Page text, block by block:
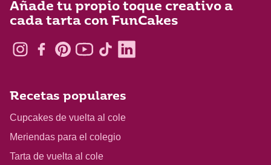
Añade tu propio toque creativo a
cada tarta con FunCakes
Recetas populares
Cupcakes de vuelta al cole
Meriendas para el colegio
Tarta de vuelta al cole